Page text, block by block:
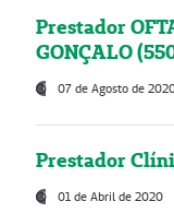
Prestador
GONÇALO
07 de Agosto de
Prestador
01 de Abril de 2020